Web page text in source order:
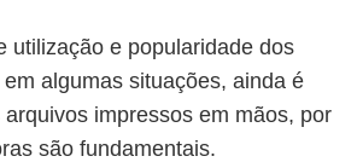
utilização e popularidade dos
algumas situações, ainda é
impressos em mãos, por
são fundamentais.